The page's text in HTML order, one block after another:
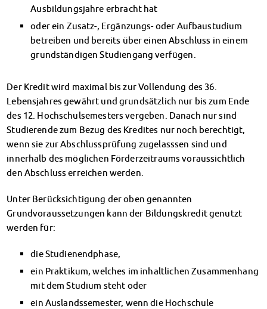
KreativWorkshops
Magdeburger Studierendentage
AnsprechpartnerInnen
Kinderbetreuung
Voranmeldung KiTa-Platz
Randzeitenbetreuung
Anmeldung
Nutzungsbedingungen
AnsprechpartnerInnen
Über uns
Infopoints & Beratungscenter
Unsere Organisation
Verwaltungsrat
Personalrat
Dokumente
Stellenangebote
AnsprechpartnerInnen
Impressum
Ausbildungsjahre erbracht hat
oder ein Zusatz-, Ergänzungs- oder Aufbaustudium
betreiben und bereits über einen Abschluss in einem
grundständigen Studiengang verfügen.
Der Kredit wird maximal bis zur Vollendung des 36.
Lebensjahres gewährt und grundsätzlich nur bis zum Ende
des 12. Hochschulsemesters vergeben. Danach nur sind
Studierende zum Bezug des Kredites nur noch berechtigt,
wenn sie zur Abschlussprüfung zugelasssen sind und
innerhalb des möglichen Förderzeitraums voraussichtlich
den Abschluss erreichen werden.
Unter Berücksichtigung der oben genannten
Grundvoraussetzungen kann der Bildungskredit genutzt
werden für:
die Studienendphase,
ein Praktikum, welches im inhaltlichen Zusammenhang
mit dem Studium steht oder
ein Auslandssemester, wenn die Hochschule